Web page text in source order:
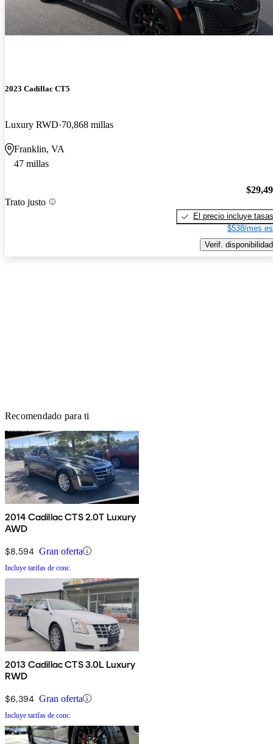
2023 Cadillac CT5
Luxury RWD 70,868 millas
Franklin, VA
47 millas
Trato justo
El precio incluye tasas
$538/mes
Verif. disponibilidad
Recomendado para ti
2014 Cadillac CTS 2.0T Luxury
AWD
$8,594 Gran oferta
Incluye tarifas de conc.
2013 Cadillac CTS 3.0L Luxury
RWD
$6,394 Gran oferta
Incluye tarifas de conc.